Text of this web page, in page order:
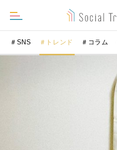
＃SNS ＃トレンド ＃コラム